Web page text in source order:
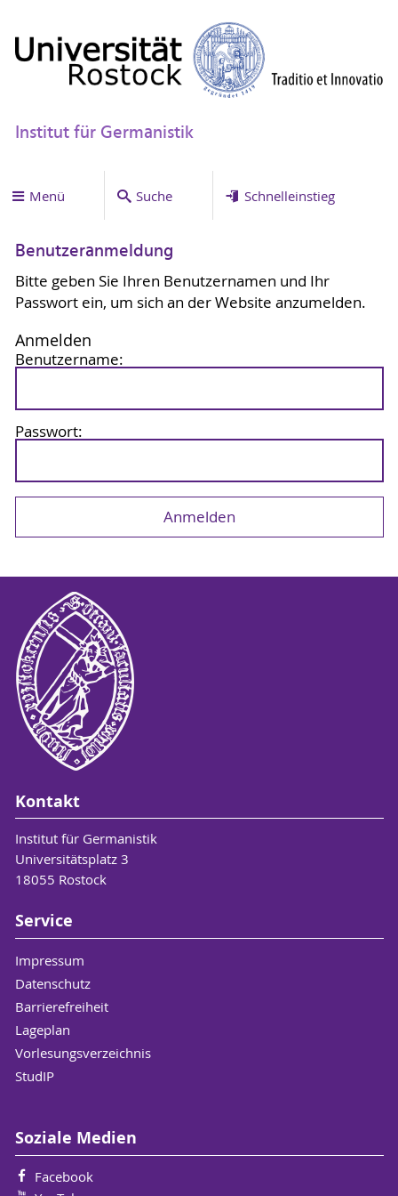
Institut für Germanistik
Menü Suche Schnelleinstieg
Benutzeranmeldung
Bitte geben Sie Ihren Benutzernamen und Ihr
Passwort ein, um sich an der Website anzumelden.
Anmelden
Benutzername:
Passwort:
Kontakt
Institut für Germanistik
Universitätsplatz 3
18055 Rostock
Service
Impressum
Datenschutz
Barrierefreiheit
Lageplan
Vorlesungsverzeichnis
StudIP
Soziale Medien
Facebook